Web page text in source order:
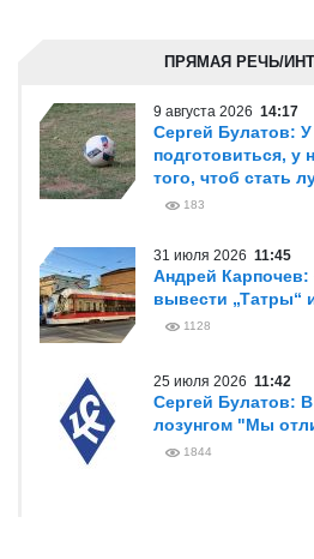
ПРЯМАЯ РЕЧЬ/
9 августа 2026 14:17
Сергей Булатов:
подготовиться, у
того, чтоб стать
183
31 июля 2026 11:45
Андрей
вывести „Татры“
1128
25 июля 2026 11:42
Сергей Булатов:
лозунгом "Мы
1844